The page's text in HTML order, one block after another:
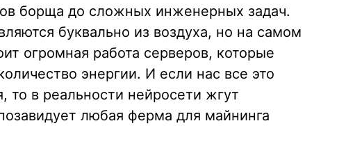
борща до сложных инженерных задач.
буквально из воздуха, но на самом
огромная работа серверов, которые
энергии. И если нас все это
то в реальности нейросети жгут
любая ферма для майнинга